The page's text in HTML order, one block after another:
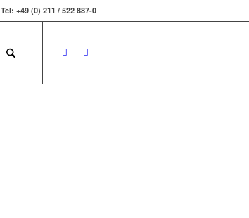
Tel: +49 (0) 211 / 522 887-0